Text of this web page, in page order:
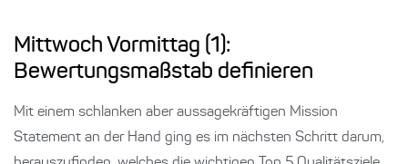
Mittwoch Vormittag (1):
Bewertungsmaßstab definieren
Mit einem schlanken aber aussagekräftigen Mission
Statement an der Hand ging es im nächsten Schritt darum,